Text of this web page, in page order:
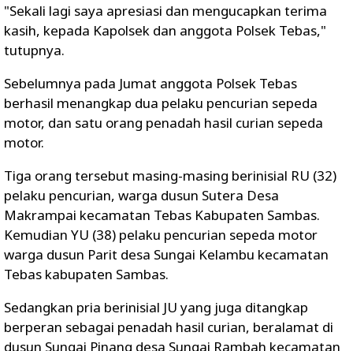
"Sekali lagi saya apresiasi dan mengucapkan terima
kasih, kepada Kapolsek dan anggota Polsek Tebas,"
tutupnya.
Sebelumnya pada Jumat anggota Polsek Tebas
berhasil menangkap dua pelaku pencurian sepeda
motor, dan satu orang penadah hasil curian sepeda
motor.
Tiga orang tersebut masing-masing berinisial RU (32)
pelaku pencurian, warga dusun Sutera Desa
Makrampai kecamatan Tebas Kabupaten Sambas.
Kemudian YU (38) pelaku pencurian sepeda motor
warga dusun Parit desa Sungai Kelambu kecamatan
Tebas kabupaten Sambas.
Sedangkan pria berinisial JU yang juga ditangkap
berperan sebagai penadah hasil curian, beralamat di
dusun Sungai Pinang desa Sungai Rambah kecamatan